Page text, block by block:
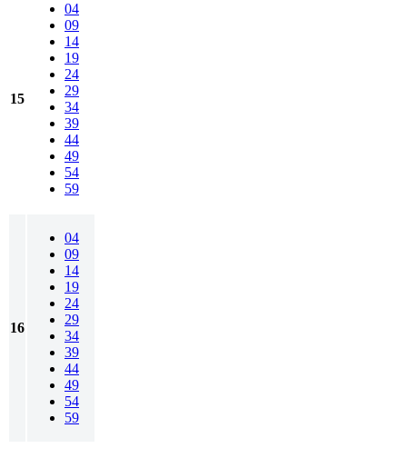
15
04
09
14
19
24
29
34
39
44
49
54
59
16
04
09
14
19
24
29
34
39
44
49
54
59